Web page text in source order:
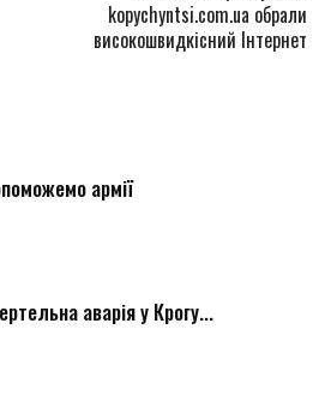
kopychyntsi.com.ua обрали
високошвидкісний Інтернет
армії
аварія у Крогу...